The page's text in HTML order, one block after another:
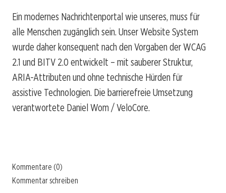
Ein modernes Nachrichtenportal wie unseres, muss für
alle Menschen zugänglich sein. Unser Website System
wurde daher konsequent nach den Vorgaben der WCAG
2.1 und BITV 2.0 entwickelt – mit sauberer Struktur,
ARIA-Attributen und ohne technische Hürden für
assistive Technologien. Die barrierefreie Umsetzung
verantwortete Daniel Wom / VeloCore.
Kommentare (0)
Kommentar schreiben